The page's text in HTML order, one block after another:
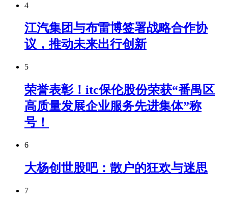
4
江汽集团与布雷博签署战略合作协
议，推动未来出行创新
5
荣誉表彰！itc保伦股份荣获“番禺区
高质量发展企业服务先进集体”称
号！
6
大杨创世股吧：散户的狂欢与迷思
7